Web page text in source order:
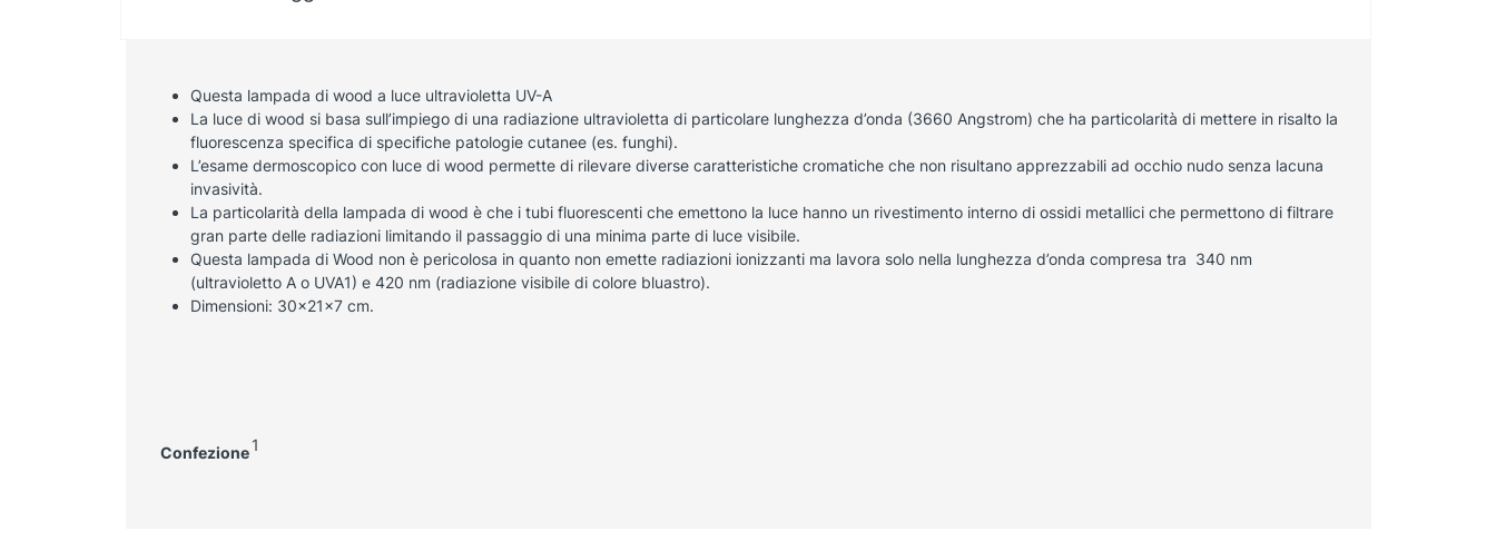
Questa lampada di wood a luce ultravioletta UV-A
La luce di wood si basa sull’impiego di una radiazione ultravioletta di particolare lunghezza d’onda (3660 Angstrom) che ha particolarità di mettere in risalto la
fluorescenza specifica di specifiche patologie cutanee (es. funghi).
L’esame dermoscopico con luce di wood permette di rilevare diverse caratteristiche cromatiche che non risultano apprezzabili ad occhio nudo senza lacuna
invasività.
La particolarità della lampada di wood è che i tubi fluorescenti che emettono la luce hanno un rivestimento interno di ossidi metallici che permettono di filtrare
gran parte delle radiazioni limitando il passaggio di una minima parte di luce visibile.
Questa lampada di Wood non è pericolosa in quanto non emette radiazioni ionizzanti ma lavora solo nella lunghezza d’onda compresa tra 340 nm
(ultravioletto A o UVA1) e 420 nm (radiazione visibile di colore bluastro).
Dimensioni: 30x21x7 cm.
Confezione 1